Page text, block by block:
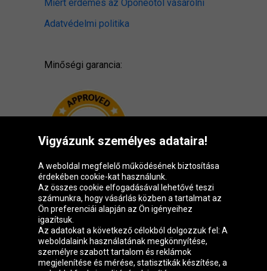
Miért érdemes az Oponeótól vásárolni
Adatvédelmi politika
Minőségi garancia:
Oponeo csoport
Vigyázunk személyes adataira!
A weboldal megfelelő működésének biztosítása
érdekében cookie-kat használunk.
Az összes cookie elfogadásával lehetővé teszi
számunkra, hogy vásárlás közben a tartalmat az
Ön preferenciái alapján az Ön igényeihez
igazítsuk.
Az adatokat a következő célokból dolgozzuk fel: A
weboldalaink használatának megkönnyítése,
személyre szabott tartalom és reklámok
megjelenítése és mérése, statisztikák készítése, a